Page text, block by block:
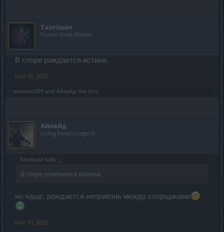
Taurissan
Forum Great Master
В споре рождается истина.
Nov 10, 2020
warwoolf99 and Айлейд like this.
Айлейд
Living Forum Legend
Taurissan said: ↑
В споре рождается истина.
но чаще, рождается неприязнь между спорщиками
Nov 10, 2020